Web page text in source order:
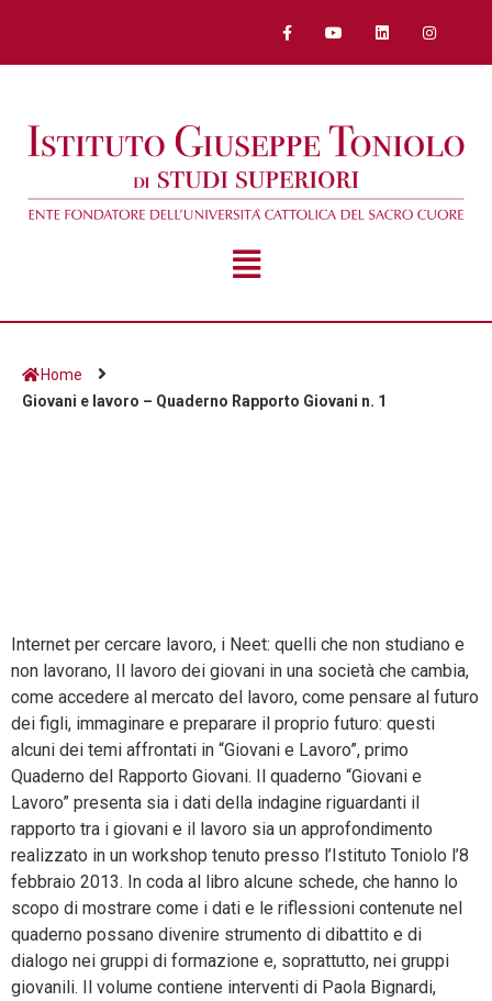
Home
Giovani e lavoro – Quaderno Rapporto Giovani n. 1
Internet per cercare lavoro, i Neet: quelli che non studiano e
non lavorano, Il lavoro dei giovani in una società che cambia,
come accedere al mercato del lavoro, come pensare al futuro
dei figli, immaginare e preparare il proprio futuro: questi
alcuni dei temi affrontati in “Giovani e Lavoro”, primo
Quaderno del Rapporto Giovani. Il quaderno “Giovani e
Lavoro” presenta sia i dati della indagine riguardanti il
rapporto tra i giovani e il lavoro sia un approfondimento
realizzato in un workshop tenuto presso l’Istituto Toniolo l’8
febbraio 2013. In coda al libro alcune schede, che hanno lo
scopo di mostrare come i dati e le riflessioni contenute nel
quaderno possano divenire strumento di dibattito e di
dialogo nei gruppi di formazione e, soprattutto, nei gruppi
giovanili. Il volume contiene interventi di Paola Bignardi,